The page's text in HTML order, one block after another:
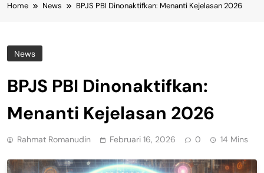
Home News BPJS PBI Dinonaktifkan: Menanti Kejelasan 2026
News
BPJS PBI Dinonaktifkan:
Menanti Kejelasan 2026
Rahmat Romanudin Februari 16, 2026 0 14 Mins